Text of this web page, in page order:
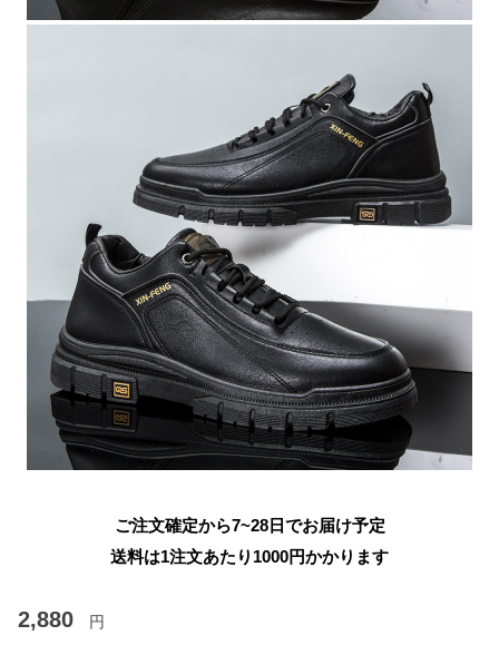
ご注文確定から7~28日でお届け予定
送料は1注文あたり 1000円かかります
2,880 円